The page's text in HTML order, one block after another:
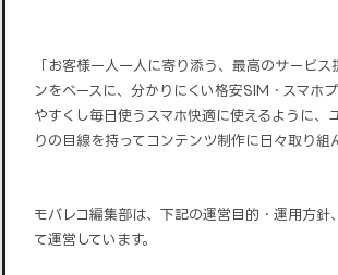
「お客様一人一人に寄り添う、最高のサービス
ンをベースに、分かりにくい格安SIM・スマホ
やすくし毎日使うスマホ快適に使えるように、
りの目線を持ってコンテンツ制作に日々取り組
モバレコ編集部は、下記の運営目的・運用方針
て運営しています。